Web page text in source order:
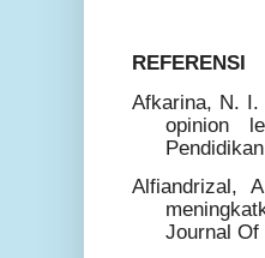
REFERENSI
Afkarina, N. I.
opinion
Alfiandrizal,
Journal Of